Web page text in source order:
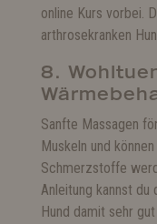
online Kurs vorbei.
arthrosekranken
8.
Sanfte Massagen
Muskeln und
Schmerzstoffe
Anleitung kannst du
Hund damit sehr